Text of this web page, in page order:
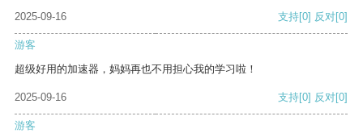
2025-09-16
支持[0] 反对[0]
游客
超级好用的加速器，妈妈再也不用担心我的学习啦！
2025-09-16 支持[0] 反对[0]
游客